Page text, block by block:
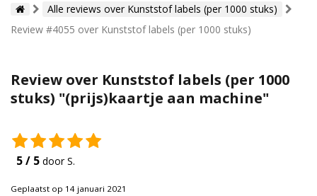
Beschermingsmateriaal
Bouw- en tuinmaterialen
Jute en lopers
Tape en stickers
Alle reviews over Kunststof labels (per 1000 stuks)
Review #4055 over Kunststof labels (per 1000 stuks)
Review over Kunststof labels (per 1000
stuks) "(prijs)kaartje aan machine"
5 / 5 door S.
Geplaatst op 14 januari 2021